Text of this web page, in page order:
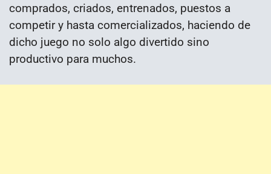
comprados, criados, entrenados, puestos a
competir y hasta comercializados, haciendo de
dicho juego no solo algo divertido sino
productivo para muchos.